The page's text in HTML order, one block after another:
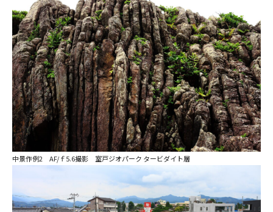
中景作例2 AF/ｆ5.6撮影 室戸ジオパーク タービダイト層